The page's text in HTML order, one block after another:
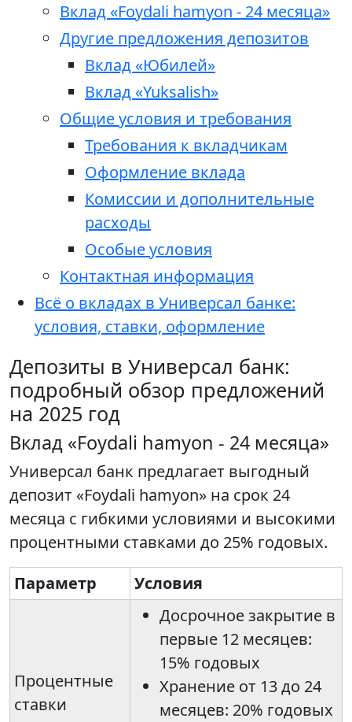
Вклад «Foydali hamyon - 24 месяца»
Другие предложения депозитов
Вклад «Юбилей»
Вклад «Yuksalish»
Общие условия и требования
Требования к вкладчикам
Оформление вклада
Комиссии и дополнительные
расходы
Особые условия
Контактная информация
Всё о вкладах в Универсал банке:
условия, ставки, оформление
Депозиты в Универсал банк:
подробный обзор предложений
на 2025 год
Вклад «Foydali hamyon - 24 месяца»
Универсал банк предлагает выгодный
депозит «Foydali hamyon» на срок 24
месяца с гибкими условиями и высокими
процентными ставками до 25% годовых.
Параметр
Условия
Процентные
ставки
Досрочное закрытие в
первые 12 месяцев:
15% годовых
Хранение от 13 до 24
месяцев: 20% годовых